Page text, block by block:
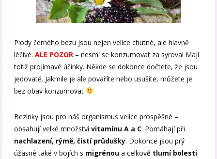
Plody černého bezu jsou nejen velice chutné, ale hlavně
léčivé.ALE POZOR – nesmí se konzumovat za syrova! Mají
totiž projímavé účinky. Někde se dokonce dočtete, že jsou
jedovaté. Jakmile je ale povaříte nebo usušíte, můžete je
bez obav konzumovat
Bezinky jsou pro náš organismus velice prospěšné –
obsahují velké množstvívitamínu A a C. Pomáhají při
nachlazení, rýmě, čistí průdušky. Dokonce jsou prý
úžasné také v bojích s migrénou a celkově tlumí bolesti